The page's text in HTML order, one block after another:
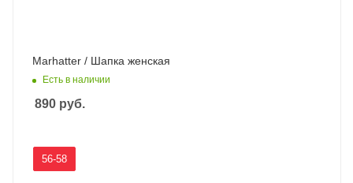
Marhatter / Шапка женская
Есть в наличии
890 руб.
56-58